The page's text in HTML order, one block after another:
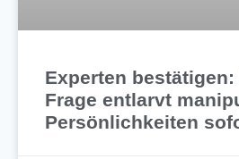
Experten
Frage entlarvt
Persönlichkeiten